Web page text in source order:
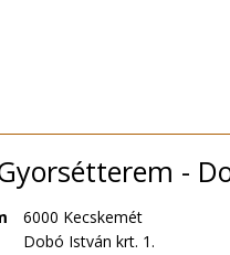
-
6000 Kecskemét
Dobó István krt. 1.